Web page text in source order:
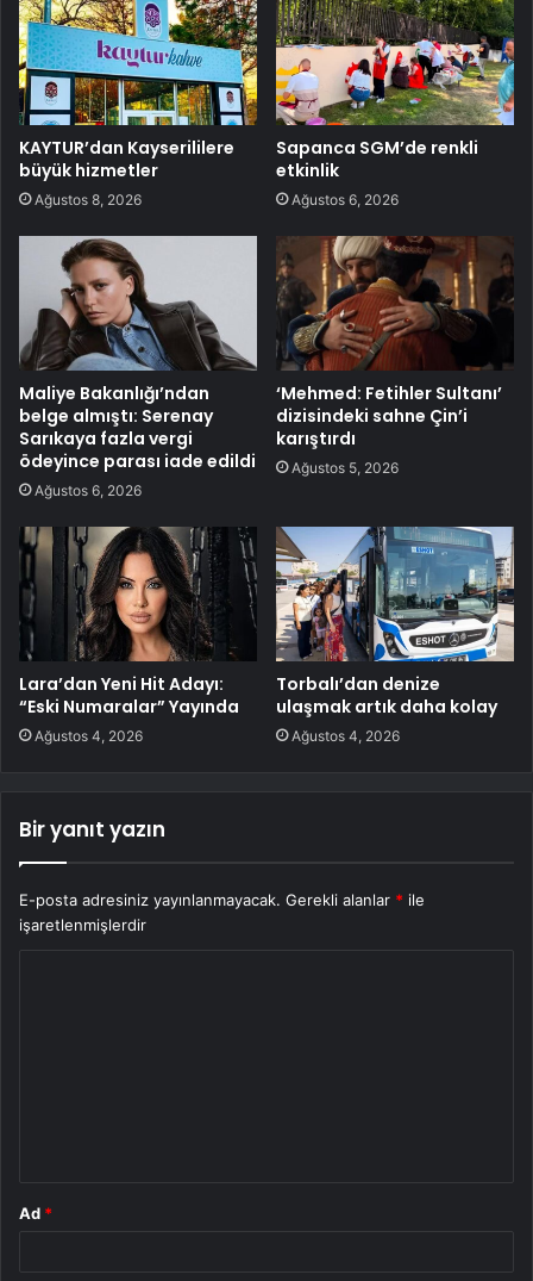
KAYTUR’dan Kayserililere
büyük hizmetler
Ağustos 8, 2026
Sapanca SGM’de renkli
etkinlik
Ağustos 6, 2026
Maliye Bakanlığı’ndan
belge almıştı: Serenay
Sarıkaya fazla vergi
ödeyince parası iade edildi
Ağustos 6, 2026
‘Mehmed: Fetihler Sultanı’
dizisindeki sahne Çin’i
karıştırdı
Ağustos 5, 2026
Lara’dan Yeni Hit Adayı:
“Eski Numaralar” Yayında
Ağustos 4, 2026
Torbalı’dan denize
ulaşmak artık daha kolay
Ağustos 4, 2026
Bir yanıt yazın
E-posta adresiniz yayınlanmayacak. Gerekli alanlar * ile
işaretlenmişlerdir
Ad *